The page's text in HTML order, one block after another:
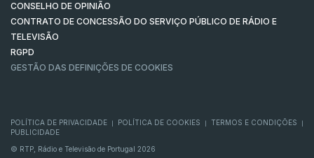
CONSELHO DE OPINIÃO
CONTRATO DE CONCESSÃO DO SERVIÇO PÚBLICO DE RÁDIO E
TELEVISÃO
RGPD
GESTÃO DAS DEFINIÇÕES DE COOKIES
POLÍTICA DE PRIVACIDADE POLÍTICA DE COOKIES TERMOS E CONDIÇÕES
PUBLICIDADE
© RTP, Rádio e Televisão de Portugal 2026